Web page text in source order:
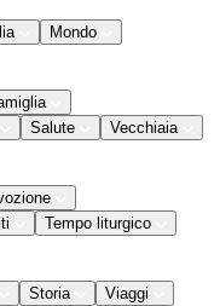
Mondo
Salute
Vecchiaia
Tempo liturgico
Storia Viaggi